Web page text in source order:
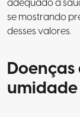
adequado à
se mostrando
desses valores.